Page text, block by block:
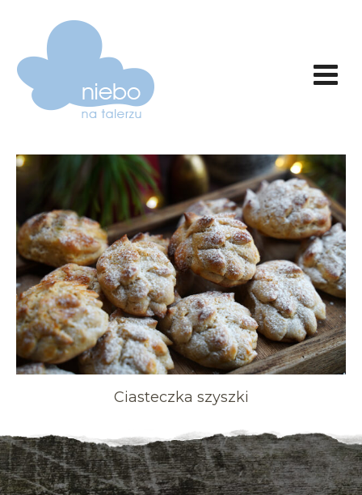
Ciasteczka szyszki